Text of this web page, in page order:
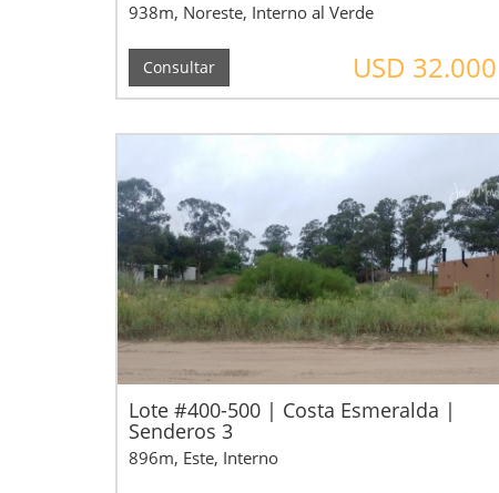
938m, Noreste, Interno al Verde
Consultar USD 32.000
Lote #400-500 | Costa Esmeralda |
Senderos 3
896m, Este, Interno